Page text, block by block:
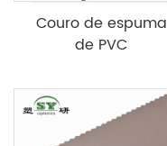
Couro de espuma
de PVC